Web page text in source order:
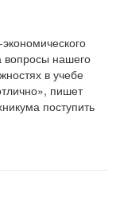
нашего
в учебе
», пишет
поступить